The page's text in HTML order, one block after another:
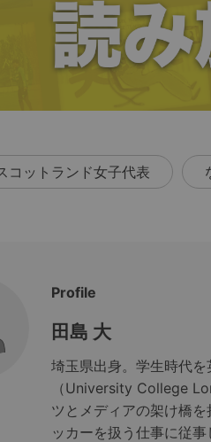
コットランド女子代表
Profile
田島 大
埼玉県出身。学生時代
（University College
ツとメディアの架け橋
ッカーを扱う仕事に従